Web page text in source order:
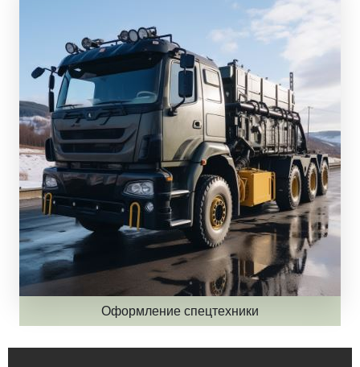
Оформление спецтехники